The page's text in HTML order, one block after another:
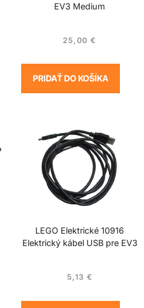
EV3 Medium
25,00€
PRIDAŤ DO KOŠÍKA
LEGO Elektrické 10916
Elektrický kábel USB pre EV3
5,13 €